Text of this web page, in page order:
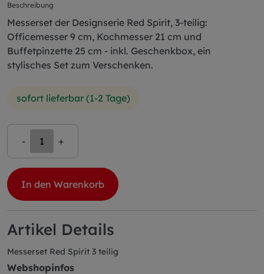
Beschreibung
Messerset der Designserie Red Spirit, 3-teilig:
Officemesser 9 cm, Kochmesser 21 cm und
Buffetpinzette 25 cm - inkl. Geschenkbox, ein
stylisches Set zum Verschenken.
sofort lieferbar (1-2 Tage)
- +
In den Warenkorb
Artikel Details
Messerset Red Spirit 3 teilig
Webshopinfos